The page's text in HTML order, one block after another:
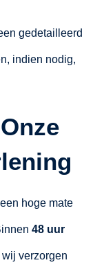
gedetailleerd
indien nodig,
hoge mate
48 uur
verzorgen